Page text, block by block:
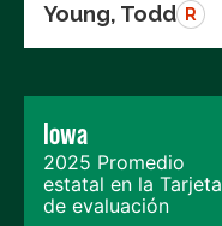
Young, Todd R
Iowa
2025 Promedio
estatal en la Tarjeta
de evaluación